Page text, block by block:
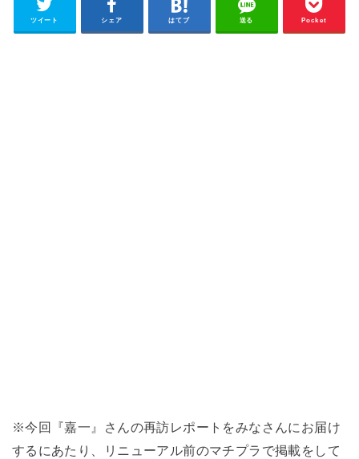
ツイート シェア はてブ 送る Pocket
※今回『嘉一』さんの再訪レポートをみなさんにお届け
するにあたり、リニューアル前のマチプラで掲載をして